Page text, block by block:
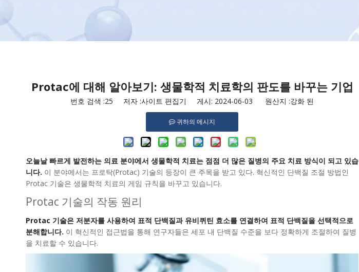
Protac에 대해 알아보기: 생물학적 치료학의 판도를 바꾸는 기업
번호 검색 :25 저자 :사이트 편집기 게시: 2024-06-03 원산지 :강화 된
귀하의 메시지
오늘날 빠르게 발전하는 의료 분야에서 생물학적 치료는 점점 더 많은 질병의 주요 치료 방식이 되고 있습
니다. 이 분야에서는 프로탁(Protac) 기술의 등장이 큰 주목을 받고 있다. 혁신적인 단백질 조절 방법인
Protac 기술은 생물학적 치료의 게임 규칙을 바꾸고 있습니다.
Protac 기술의 작동 원리
Protac 기술은 저분자를 사용하여 표적 단백질과 유비퀴틴 효소를 연결하여 표적 단백질을 선택적으로
분해합니다. 이 혁신적인 접근법을 통해 연구자들은 세포 내 단백질 수준을 보다 정확하게 조절하여 질병
을 치료할 수 있습니다.